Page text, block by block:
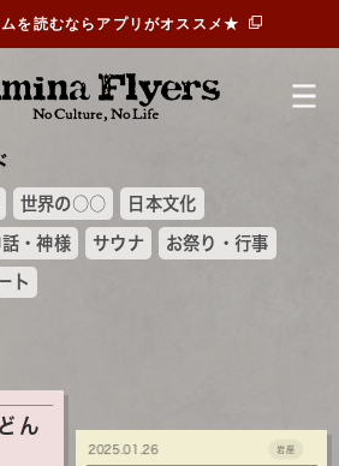
世界の○○ 日本文化
・神様 サウナ お祭り・行事
ト
を読むならアプリがオススメ★
ん
2025.01.26 岩座